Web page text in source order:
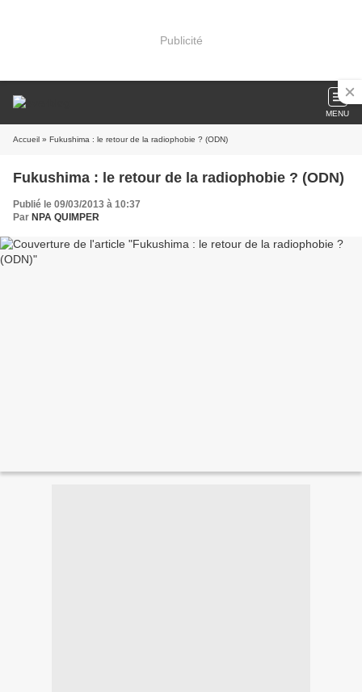
Publicité
MENU
Accueil » Fukushima : le retour de la radiophobie ? (ODN)
Fukushima : le retour de la radiophobie ? (ODN)
Publié le 09/03/2013 à 10:37
Par NPA QUIMPER